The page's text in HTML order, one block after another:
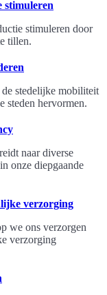
stimuleren
stimuleren door
tillen.
stedelijke mobiliteit
steden hervormen.
naar diverse
onze diepgaande
verzorging
we ons verzorgen
verzorging